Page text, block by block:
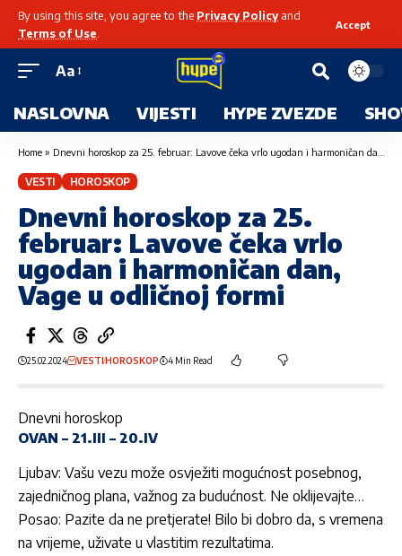
By using this site, you agree to the Privacy Policyand
Terms of Use
Accept
Aa
NASLOVNA VIJESTI HYPE ZVEZDE
Home » Dnevni horoskop za 25. februar: Lavove čeka vrlo ugodan i harmoničan dan, Vage u odličnoj formi
VESTI HOROSKOP
Dnevni horoskop za 25.
februar: Lavove čeka vrlo
ugodan i harmoničan dan,
Vage u odličnoj formi
25.02.2024 VESTIHOROSKOP 4 Min Read
Dnevni horoskop
OVAN – 21.III – 20.IV
Ljubav: Vašu vezu može osvježiti mogućnost posebnog,
zajedničnog plana, važnog za budućnost. Ne oklijevajte…
Posao: Pazite da ne pretjerate! Bilo bi dobro da, s vremena
na vrijeme, uživate u vlastitim rezultatima.